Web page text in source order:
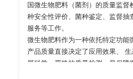
国微生物肥料（菌剂）的质量监
种安全性评价、菌种鉴定、监督
服务等工作。
微生物肥料作为一种依托特定功
产品质量直接决定了应用效果、
展科学、严格的质量检测，是保